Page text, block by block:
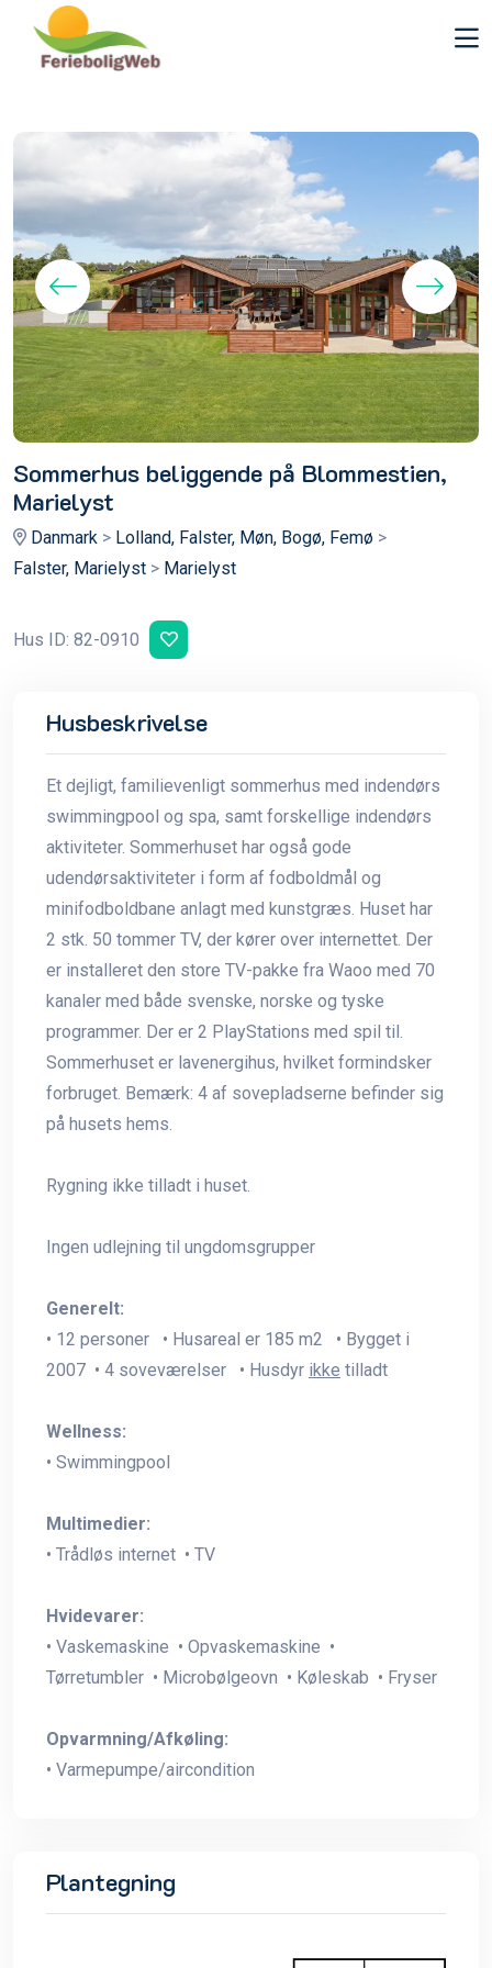
Sommerhus beliggende på Blommestien,
Marielyst
Danmark > Lolland, Falster, Møn, Bogø, Femø >
Falster, Marielyst > Marielyst
Hus ID: 82-0910
Husbeskrivelse
Et dejligt, familievenligt sommerhus med indendørs
swimmingpool og spa, samt forskellige indendørs
aktiviteter. Sommerhuset har også gode
udendørsaktiviteter i form af fodboldmål og
minifodboldbane anlagt med kunstgræs. Huset har
2 stk. 50 tommer TV, der kører over internettet. Der
er installeret den store TV-pakke fra Waoo med 70
kanaler med både svenske, norske og tyske
programmer. Der er 2 PlayStations med spil til.
Sommerhuset er lavenergihus, hvilket formindsker
forbruget. Bemærk: 4 af sovepladserne befinder sig
på husets hems.
Rygning ikke tilladt i huset.
Ingen udlejning til ungdomsgrupper
Generelt:
• 12 personer • Husareal er 185 m2 • Bygget i
2007 • 4 soveværelser • Husdyr ikke tilladt
Wellness:
• Swimmingpool
Multimedier:
• Trådløs internet • TV
Hvidevarer:
• Vaskemaskine • Opvaskemaskine •
Tørretumbler • Microbølgeovn • Køleskab • Fryser
Opvarmning/Afkøling:
• Varmepumpe/aircondition
Plantegning